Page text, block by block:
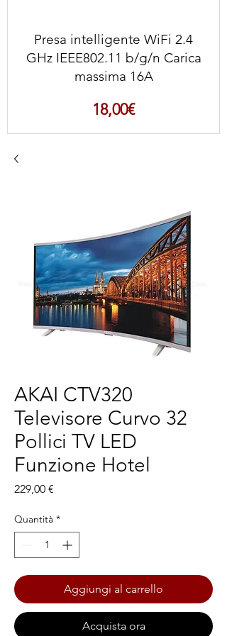
Presa intelligente WiFi 2.4
GHz IEEE802.11 b/g/n Carica
massima 16A
18,00€Prezzo
AKAI CTV320
Televisore Curvo 32
Pollici TV LED
Funzione Hotel
229,00 €
Quantità *
Aggiungi al carrello
Acquista ora